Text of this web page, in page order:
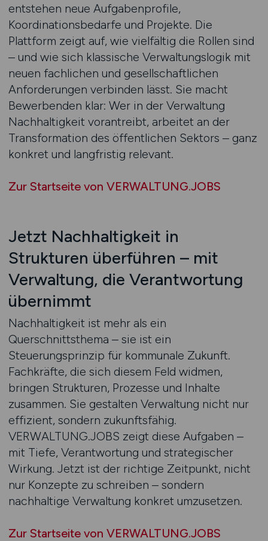
entstehen neue Aufgabenprofile,
Koordinationsbedarfe und Projekte. Die
Plattform zeigt auf, wie vielfältig die Rollen sind
– und wie sich klassische Verwaltungslogik mit
neuen fachlichen und gesellschaftlichen
Anforderungen verbinden lässt. Sie macht
Bewerbenden klar: Wer in der Verwaltung
Nachhaltigkeit vorantreibt, arbeitet an der
Transformation des öffentlichen Sektors – ganz
konkret und langfristig relevant.
Zur Startseite von VERWALTUNG.JOBS
Jetzt Nachhaltigkeit in
Strukturen überführen – mit
Verwaltung, die Verantwortung
übernimmt
Nachhaltigkeit ist mehr als ein
Querschnittsthema – sie ist ein
Steuerungsprinzip für kommunale Zukunft.
Fachkräfte, die sich diesem Feld widmen,
bringen Strukturen, Prozesse und Inhalte
zusammen. Sie gestalten Verwaltung nicht nur
effizient, sondern zukunftsfähig.
VERWALTUNG.JOBS zeigt diese Aufgaben –
mit Tiefe, Verantwortung und strategischer
Wirkung. Jetzt ist der richtige Zeitpunkt, nicht
nur Konzepte zu schreiben – sondern
nachhaltige Verwaltung konkret umzusetzen.
Zur Startseite von VERWALTUNG.JOBS